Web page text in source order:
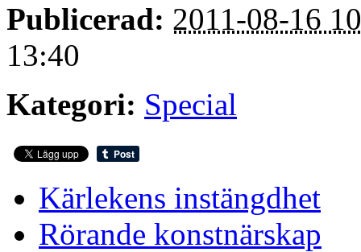
Publicerad: 2011-08-16
13:40
Kategori: Special
Kärlekens instängdhet
Rörande konstnärskap